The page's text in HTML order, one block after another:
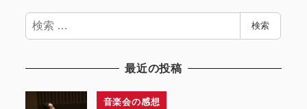
検
索
検索
最近の投稿
音楽会の感想